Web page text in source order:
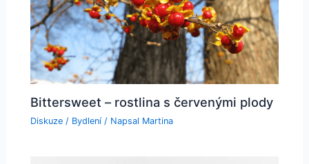
Bittersweet – rostlina s červenými plody
Diskuze / Bydlení/ Napsal Martina